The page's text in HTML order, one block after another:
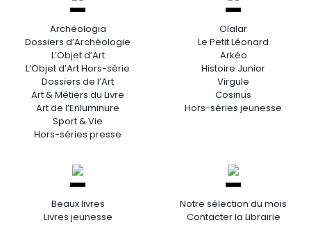
Archéologia
Dossiers d’Archéologie
L’Objet d’Art
L’Objet d’Art Hors-série
Dossiers de l’Art
Art & Métiers du Livre
Art de l’Enluminure
Sport & Vie
Hors-séries presse
Olalar
Le Petit Léonard
Arkéo
Histoire Junior
Virgule
Cosinus
Hors-séries jeunesse
Beaux livres
Livres jeunesse
Notre sélection du mois
Contacter la Librairie